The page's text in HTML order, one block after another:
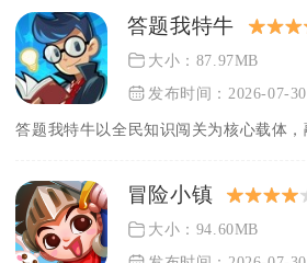
答题我特牛
大小：87.97MB
发布时间：2026-07-30
冒险小镇
大小：94.60MB